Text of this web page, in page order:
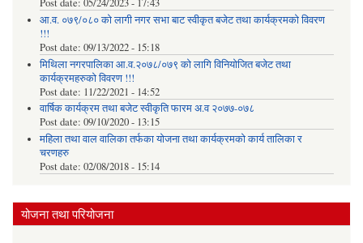
Post date: 05/24/2023 - 17:43
आ.व. ०७९/०८० को लागी नगर सभा बाट स्वीकृत बजेट तथा कार्यक्रमको विवरण
!!!
Post date: 09/13/2022 - 15:18
मिथिला नगरपालिका आ.व.२०७८/०७९ को लागि विनियोजित बजेट तथा
कार्यक्रमहरुको विवरण !!!
Post date: 11/22/2021 - 14:52
वार्षिक कार्यक्रम तथा बजेट स्वीकृति फारम अ.व २०७७-०७८
Post date: 09/10/2020 - 13:15
महिला तथा वाल वालिका तर्फका याेजना तथा कार्यक्रमकाे कार्य तालिका र
चरणहरु
Post date: 02/08/2018 - 15:14
योजना तथा परियोजना